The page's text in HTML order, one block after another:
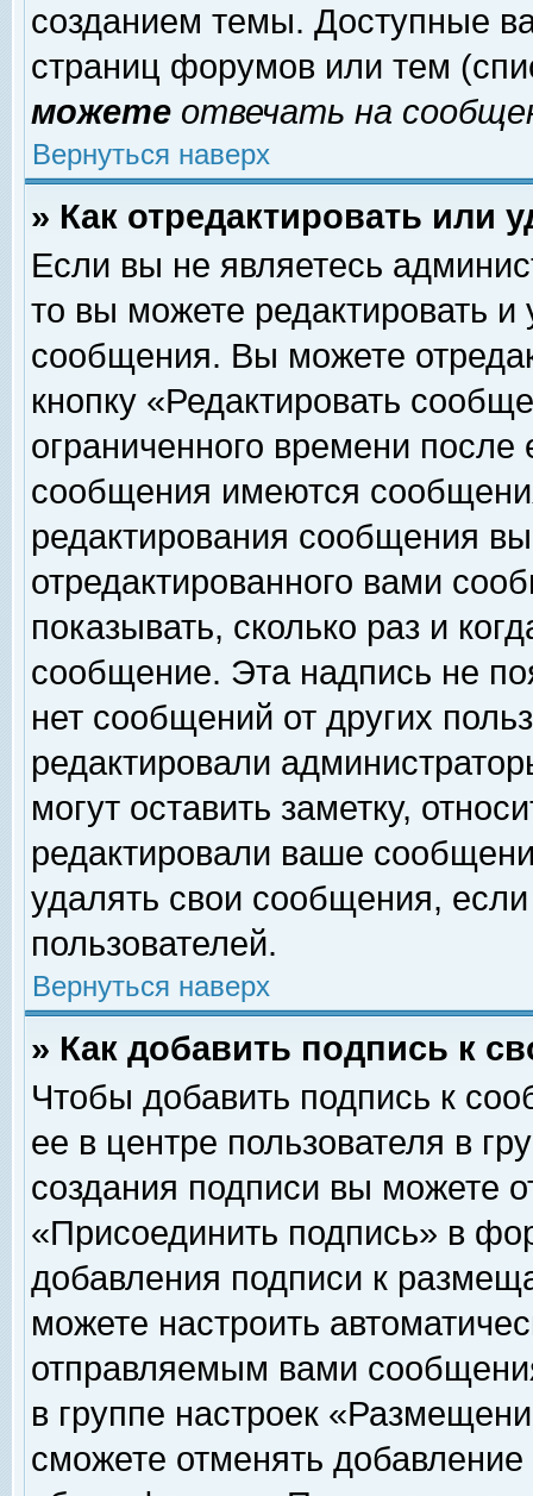
созданием темы. Доступные
страниц форумов или тем
можете отвечать на
Вернуться наверх
» Как отредактировать или
Если вы не являетесь
то вы можете редактировать и
сообщения. Вы можете
кнопку «Редактировать
ограниченного времени
сообщения имеются
редактирования сообщения
отредактированного вами
показывать, сколько раз и
сообщение. Эта надпись не
нет сообщений от других
редактировали
могут оставить заметку,
редактировали ваше
удалять свои сообщения,
пользователей.
Вернуться наверх
» Как добавить подпись к
Чтобы добавить подпись к
ее в центре пользователя в
создания подписи вы можете
«Присоединить подпись» в
добавления подписи к
можете настроить
отправляемым вами
в группе настроек
сможете отменять